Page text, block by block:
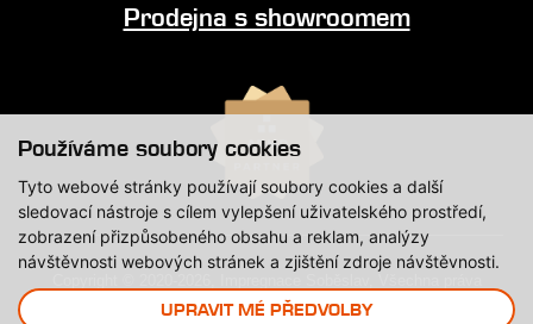
Používáme soubory cookies
Tyto webové stránky používají soubory cookies a další
sledovací nástroje s cílem vylepšení uživatelského prostředí,
zobrazení přizpůsobeného obsahu a reklam, analýzy
návštěvnosti webových stránek a zjištění zdroje návštěvnosti.
UPRAVIT MÉ PŘEDVOLBY
Prodejna s showroomem
vyhrazena.